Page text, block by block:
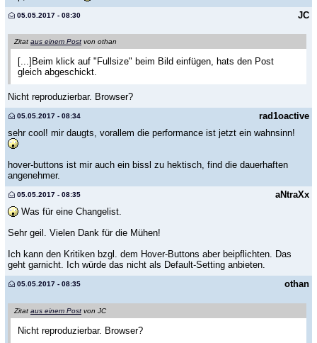
JC
05.05.2017 - 08:30
Zitat aus einem Post von othan
[...]Beim klick auf "Fullsize" beim Bild einfügen, hats den Post
gleich abgeschickt.
Nicht reproduzierbar. Browser?
rad1oactive
05.05.2017 - 08:34
sehr cool! mir daugts, vorallem die performance ist jetzt ein wahnsinn!
hover-buttons ist mir auch ein bissl zu hektisch, find die dauerhaften
angenehmer.
aNtraXx
05.05.2017 - 08:35
Was für eine Changelist.
Sehr geil. Vielen Dank für die Mühen!
Ich kann den Kritiken bzgl. dem Hover-Buttons aber beipflichten. Das
geht garnicht. Ich würde das nicht als Default-Setting anbieten.
othan
05.05.2017 - 08:35
Zitat aus einem Post von JC
Nicht reproduzierbar. Browser?